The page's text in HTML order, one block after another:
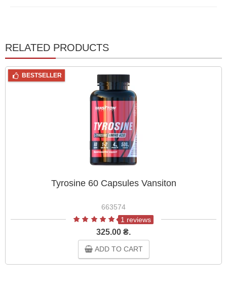
RELATED PRODUCTS
BESTSELLER
Tyrosine 60 Capsules Vansiton
663574
1 reviews
325.00 ₴.
ADD TO CART